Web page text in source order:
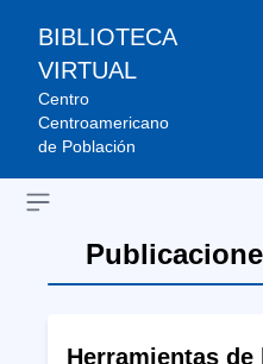
BIBLIOTECA
VIRTUAL
Centro
Centroamericano
de Población
Open sidebar
Herramientas de